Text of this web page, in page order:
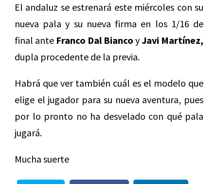
El andaluz se estrenará este miércoles con su
nueva pala y su nueva firma en los 1/16 de
final ante Franco Dal Bianco yJavi Martínez,
dupla procedente de la previa.
Habrá que ver también cuál es el modelo que
elige el jugador para su nueva aventura, pues
por lo pronto no ha desvelado con qué pala
jugará.
Mucha suerte